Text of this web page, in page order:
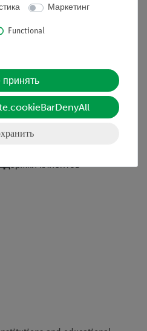
клиентов
Маркетинг
Functional
принять